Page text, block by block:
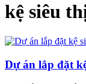
kệ siêu
Dự án lắp đặt